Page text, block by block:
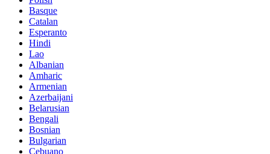
Basque
Catalan
Esperanto
Hindi
Lao
Albanian
Amharic
Armenian
Azerbaijani
Belarusian
Bengali
Bosnian
Bulgarian
Cebuano